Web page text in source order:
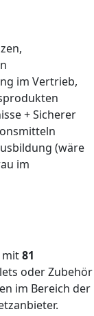
im Vertrieb,
+ Sicherer
(wäre
im
mit81
oder Zubehör
im Bereich der